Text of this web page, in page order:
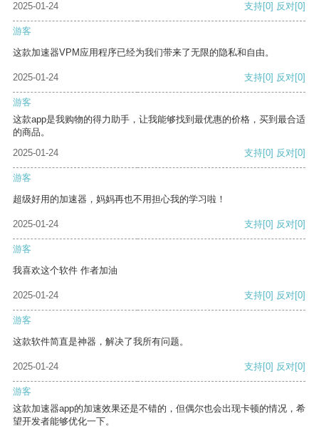
2025-01-24 支持[0] 反对[0]
游客
这款加速器VPM应用程序已经为我们带来了无限的隐私和自由。
2025-01-24 支持[0] 反对[0]
游客
这款app是我购物的得力助手，让我能够找到最优惠的价格，买到最合适
的商品。
2025-01-24
支持[0] 反对[0]
游客
超级好用的加速器，妈妈再也不用担心我的学习啦！
2025-01-24 支持[0] 反对[0]
游客
我喜欢这个软件 作者加油
2025-01-24 支持[0] 反对[0]
游客
这款软件简直是神器，解决了我所有问题。
2025-01-24 支持[0] 反对[0]
游客
这款加速器app的加速效果还是不错的，但偶尔也会出现卡顿的情况，希
望开发者能够优化一下。